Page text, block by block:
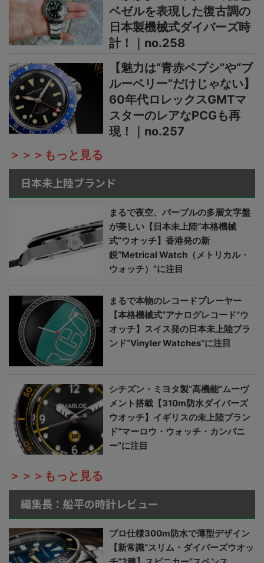
ベゼルを表現した復古調の
日本製機械式ダイバーズ時
計！｜no.258
【魅力は“青赤ペプシ”や“ブ
ルーベリー”だけじゃない】
60年代ロレックスGMTマ
スターのレアなPCGも再
現！｜no.257
＞＞＞もっと見る
日本未上陸ブランド
まるで夜空、パープルの多層文字盤
が美しい【日本未上陸“本格機械
式”ウオッチ】香港発の新
鋭“Metrical Watch（メトリカル・
ウォッチ）”に注目
まるで本物のレコードプレーヤー
【本格機械式“アナログレコード”ウ
オッチ】スイス発の日本未上陸ブラ
ンド“Vinyler Watches”に注目
シチズン・ミヨタ製“高機能”ムーヴ
メント搭載【310m防水ダイバーズ
ウオッチ】イギリスの未上陸ブラン
ド“マーロウ・ウォッチ・カンパニ
ー”に注目
＞＞＞もっと見る
編集長：船平の時計レビュー
プロ仕様300m防水で薄型デザイン
【新常識“スリム・ダイバーズウオッ